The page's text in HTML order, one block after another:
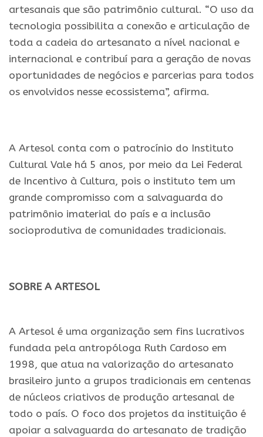
artesanais que são patrimônio cultural. “O uso da
tecnologia possibilita a conexão e articulação de
toda a cadeia do artesanato a nível nacional e
internacional e contribuí para a geração de novas
oportunidades de negócios e parcerias para todos
os envolvidos nesse ecossistema”, afirma.
A Artesol conta com o patrocínio do Instituto
Cultural Vale há 5 anos, por meio da Lei Federal
de Incentivo à Cultura, pois o instituto tem um
grande compromisso com a salvaguarda do
patrimônio imaterial do país e a inclusão
socioprodutiva de comunidades tradicionais.
SOBRE A ARTESOL
A Artesol é uma organização sem fins lucrativos
fundada pela antropóloga Ruth Cardoso em
1998, que atua na valorização do artesanato
brasileiro junto a grupos tradicionais em centenas
de núcleos criativos de produção artesanal de
todo o país. O foco dos projetos da instituição é
apoiar a salvaguarda do artesanato de tradição